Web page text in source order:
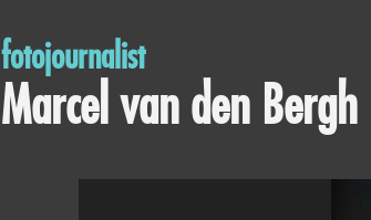
fotojournalist
Marcel van den Bergh